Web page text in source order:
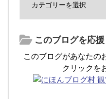
このブログを応援
このブログがあなたの
クリックを